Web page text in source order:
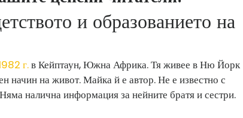
и образованието на
г.в Кейптаун, Южна Африка. Тя живее в Ню Йорк
начин на живот. Майка й е автор. Не е известно с
налична информация за нейните братя и сестри.